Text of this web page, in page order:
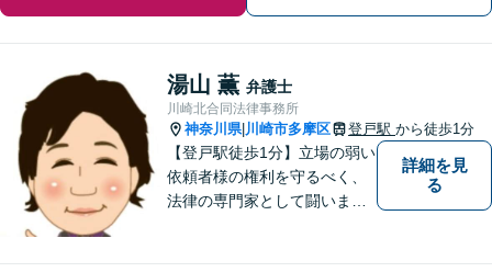
湯山 薫 弁護士
川崎北合同法律事務所
神奈川県| 川崎市多摩区 登戸駅 から徒歩1分
【登戸駅徒歩1分】立場の弱い
依頼者様の権利を守るべく、
法律の専門家として闘いま
詳細を見
る